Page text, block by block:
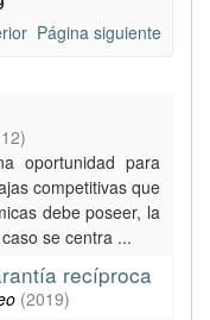
Página siguiente
)
oportunidad para
competitivas que
debe poseer, la
se centra ...
recíproca
(2019)